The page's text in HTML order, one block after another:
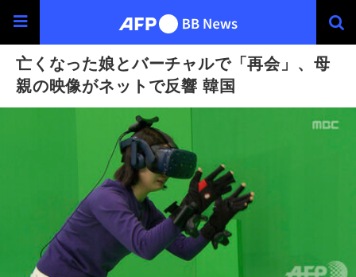
亡くなった娘とバーチャルで「再会」、母
親の映像がネットで反響 韓国